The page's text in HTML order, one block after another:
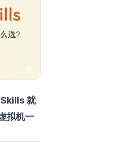
就
拟机一